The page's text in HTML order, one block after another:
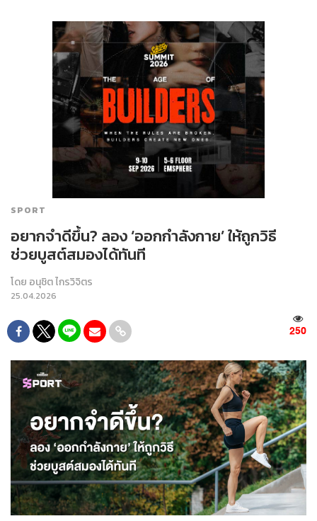
SPORT
อยากจำดีขึ้น? ลอง ‘ออกกำลังกาย’ ให้ถูกวิธี
ช่วยบูสต์สมองได้ทันที
โดย อนุชิต ไกรวิจิตร
25.04.2026
250